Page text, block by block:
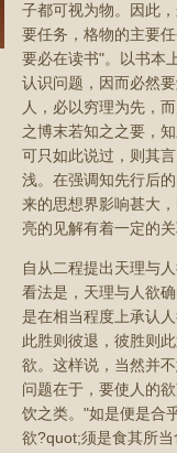
子都可视为物。因此
要任务，格物的主要
要必在读书"。以书本
认识问题，因而必然
人，必以穷理为先，
之博末若知之之要，
可只如此说过，则其
浅。在强调知先行后
来的思想界影响甚大
亮的见解有着一定的
自从二程提出天理与
看法是，天理与人欲
是在相当程度上承认
此胜则彼退，彼胜则
欲。这样说，当然并
问题在于，要使人的
饮之类。"如是便是合
欲?quot;须是食其所当